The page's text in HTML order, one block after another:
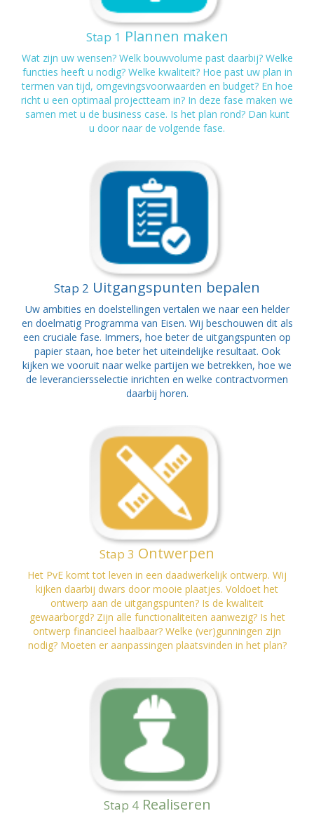
Stap 1 Plannen maken
Wat zijn uw wensen? Welk bouwvolume past daarbij? Welke
functies heeft u nodig? Welke kwaliteit? Hoe past uw plan in
termen van tijd, omgevingsvoorwaarden en budget? En hoe
richt u een optimaal projectteam in? In deze fase maken we
samen met u de business case. Is het plan rond? Dan kunt
u door naar de volgende fase.
Stap 2 Uitgangspunten bepalen
Uw ambities en doelstellingen vertalen we naar een helder
en doelmatig Programma van Eisen. Wij beschouwen dit als
een cruciale fase. Immers, hoe beter de uitgangspunten op
papier staan, hoe beter het uiteindelijke resultaat. Ook
kijken we vooruit naar welke partijen we betrekken, hoe we
de leveranciersselectie inrichten en welke contractvormen
daarbij horen.
Stap 3 Ontwerpen
Het PvE komt tot leven in een daadwerkelijk ontwerp. Wij
kijken daarbij dwars door mooie plaatjes. Voldoet het
ontwerp aan de uitgangspunten? Is de kwaliteit
gewaarborgd? Zijn alle functionaliteiten aanwezig? Is het
ontwerp financieel haalbaar? Welke (ver)gunningen zijn
nodig? Moeten er aanpassingen plaatsvinden in het plan?
Stap 4 Realiseren